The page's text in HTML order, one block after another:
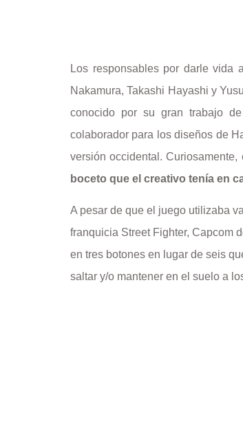
Los responsables por darle vida
Nakamura, Takashi Hayashi y
conocido por su gran trabajo
colaborador para los diseños de
versión occidental.
boceto que el creativo tenía en
A pesar de que el juego utilizaba
franquicia Street Fighter, Capcom
en tres botones en lugar de seis
saltar y/o mantener en el suelo a